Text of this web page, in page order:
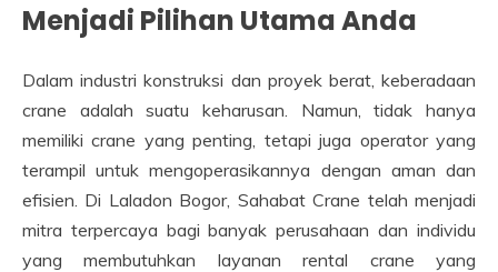
Menjadi Pilihan Utama Anda
Dalam industri konstruksi dan proyek berat, keberadaan
crane adalah suatu keharusan. Namun, tidak hanya
memiliki crane yang penting, tetapi juga operator yang
terampil untuk mengoperasikannya dengan aman dan
efisien. Di Laladon Bogor, Sahabat Crane telah menjadi
mitra terpercaya bagi banyak perusahaan dan individu
yang membutuhkan layanan rental crane yang